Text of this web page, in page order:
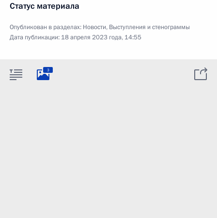
Статус материала
Опубликован в разделах: Новости, Выступления и стенограммы
Дата публикации: 18 апреля 2023 года, 14:55
3